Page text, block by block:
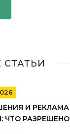
И РЕКЛАМА
ЧТО